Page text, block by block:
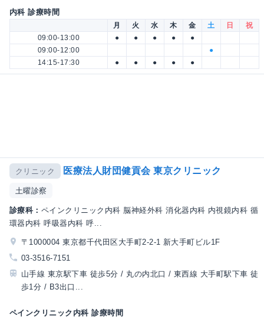
内科 診療時間
月 火 水 木 金 土 日
祝
09:00-13:00
● ● ● ●
●
09:00-12:00
●
14:15-17:30
● ● ● ● ●
クリニック 医療法人財団健貢会 東京クリニック
土曜診察
診療科： ペインクリニック内科 脳神経外科 消化器内科 内視鏡内科 循
環器内科 呼吸器内科 呼...
〒1000004 東京都千代田区大手町2-2-1 新大手町ビル1F
03-3516-7151
山手線 東京駅下車 徒歩5分 / 丸の内北口 / 東西線 大手町駅下車 徒
歩1分 / B3出口...
ペインクリニック内科 診療時間